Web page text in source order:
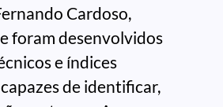
Cardoso,
foram desenvolvidos
e índices
de identificar,